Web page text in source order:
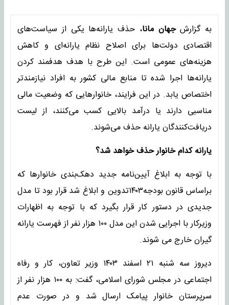
به گزارشجهان مانا، حذف یارانه‌ها یکی از سیاست‌های
اقتصادی دولت‌ها برای اصلاح نظام یارانه‌ای و کاهش
هزینه‌های عمومی است. این طرح با هدف هدفمند کردن
یارانه‌ها اجرا شده تا منابع مالی کشور به افراد نیازمندتر
اختصاص یابد. در این فرایند، خانوارهایی که وضعیت مالی
مناسبی دارند یا درآمد بالایی کسب می‌کنند، از لیست
دریافت‌کنندگان یارانه حذف می‌شوند.
یارانه کدام خانوار حذف خواهد شد؟
با توجه به ابلاغ آیین‌نامه جدید دهک‌بندی خانوارها که
براساس قانون بودجه۱۴۰۳تدوین و ابلاغ شد قرار بود تا مدل
جدیدی در دستور کار قرار بگیرد که با توجه به اظهارات
وزیرکار با اجرایی شدن این مدل ۱۰۰ هزار نفر از فهرست یارانه
گیران خارج می شوند.
دیروز سه شنبه ۲۱ اسفند ۱۴۰۳ وزیر تعاون، کار و رفاه
اجتماعی در مجلس شورای اسلامی، گفت: به ۱۰۰ هزار نفر از
سرپرستان خانوار پیامک ارسال شد و در صورت عدم